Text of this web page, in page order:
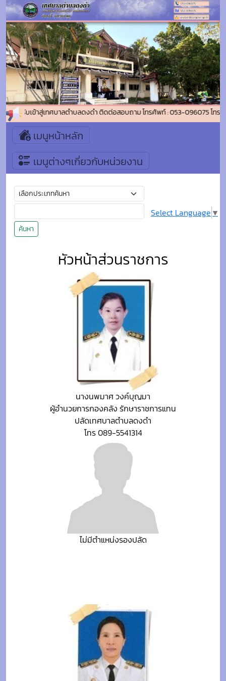
รับเข้าสู่เทศบาลตำบลดงดำ ติดต่อสอบถาม โทรศัพท์ : 053-096075 โทรสาร(
เมนูหน้าหลัก
เมนูต่างๆเกี่ยวกับหน่วยงาน
ค้นหา
Select Language ▼
หัวหน้าส่วนราชการ
นางนพมาศ วงค์บุญมา
ผู้อำนวยการกองคลัง รักษาราชการแทน
ปลัดเทศบาลตำบลดงดำ
โทร 089-5541314
ไม่มีตำแหน่งรองปลัด